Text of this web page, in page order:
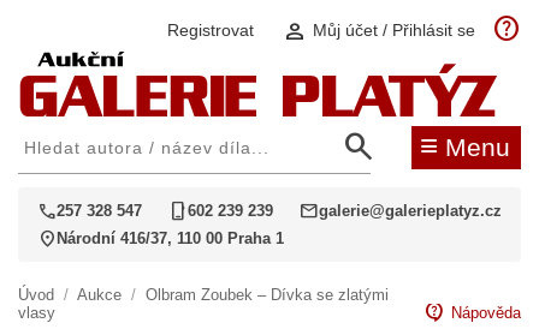
Registrovat person Můj účet / Přihlásit se help
search ≡ Menu
call257 328 547 phone_iphone602 239 239 mailgalerie@galerieplatyz.cz
location_on Národní 416/37, 110 00 Praha 1
Úvod / Aukce / Olbram Zoubek – Dívka se zlatými
vlasy
contact_support Nápověda